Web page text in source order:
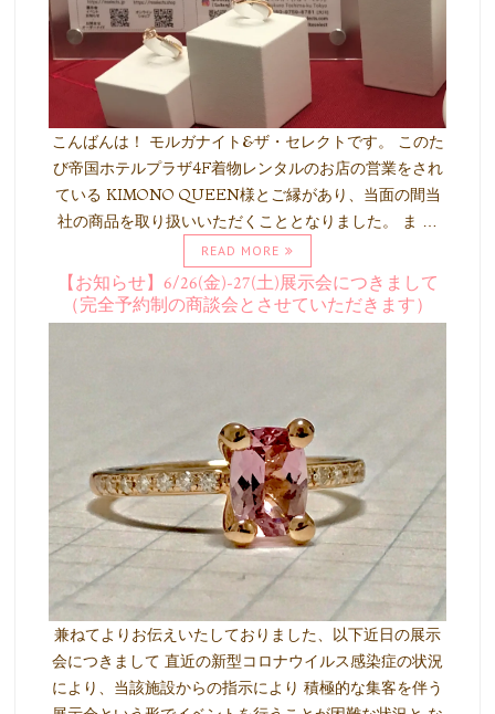
こんばんは！ モルガナイト&ザ・セレクトです。 このた
び帝国ホテルプラザ4F着物レンタルのお店の営業をされ
ている KIMONO QUEEN様とご縁があり、当面の間当
社の商品を取り扱いいただくこととなりました。 ま …
READ MORE
【お知らせ】6/26(金)-27(土)展示会につきまして
（完全予約制の商談会とさせていただきます）
兼ねてよりお伝えいたしておりました、以下近日の展示
会につきまして 直近の新型コロナウイルス感染症の状況
により、当該施設からの指示により 積極的な集客を伴う